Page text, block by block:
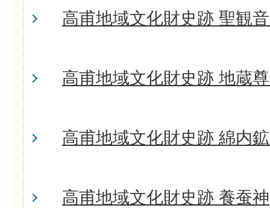
高甫地域文化財史跡 聖観
高甫地域文化財史跡 地蔵
高甫地域文化財史跡 綿内
高甫地域文化財史跡 養蚕神